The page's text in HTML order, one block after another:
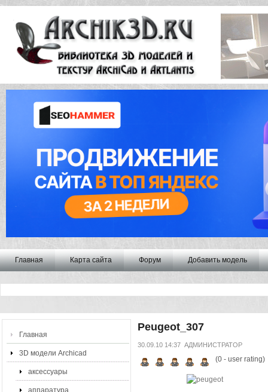
Главная Карта сайта Форум Добавить модель
Главная
3D модели Archicad
аксессуары
аппаратура
Peugeot_307
30.09.10 14:37 АДМИНИСТРАТОР
(0- user rating)